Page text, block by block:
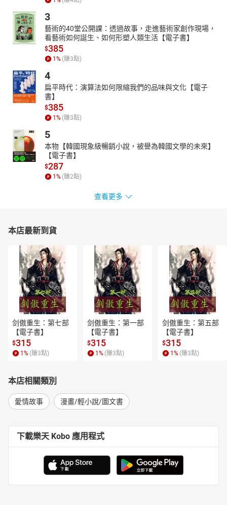
3
藝術的40堂公開課：透過故事，走進藝術家創作現場，
看藝術如何誕生、如何形塑人類生活【電子書】
$385
1% (賺3點)
4
扁平時代：演算法如何限縮我們的品味與文化【電子
書】
$385
1% (賺3點)
5
本物【韓國現象級暢銷小說，被譽為韓國文學的未來】
【電子書】
$287
1% (賺2點)
查看更多
本店最新到貨
剑傲重生：第七部
【電子書】
$315
1 % (賺3點)
剑傲重生：第一部
【電子書】
$315
1 % (賺3點)
剑傲重生：第五部
【電子書】
$315
1 % (賺3點)
本店相關類別
愛情故事 漫畫/輕小說/圖文書
下載樂天 Kobo 應用程式